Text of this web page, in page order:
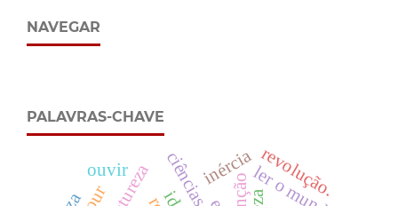
NAVEGAR
PALAVRAS-CHAVE
revolução.
inércia
ouvir